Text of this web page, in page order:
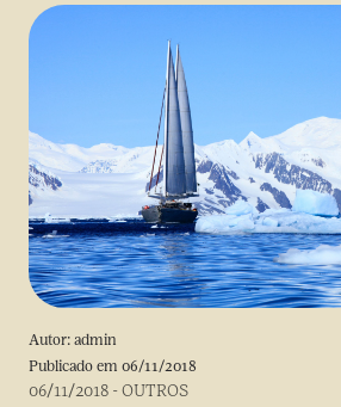
Autor: admin
Publicado em 06/11/2018
06/11/2018 -OUTROS